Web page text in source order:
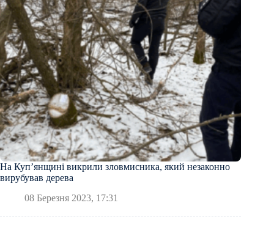
На Куп’янщині викрили зловмисника, який незаконно
вирубував дерева
08 Березня 2023, 17:31